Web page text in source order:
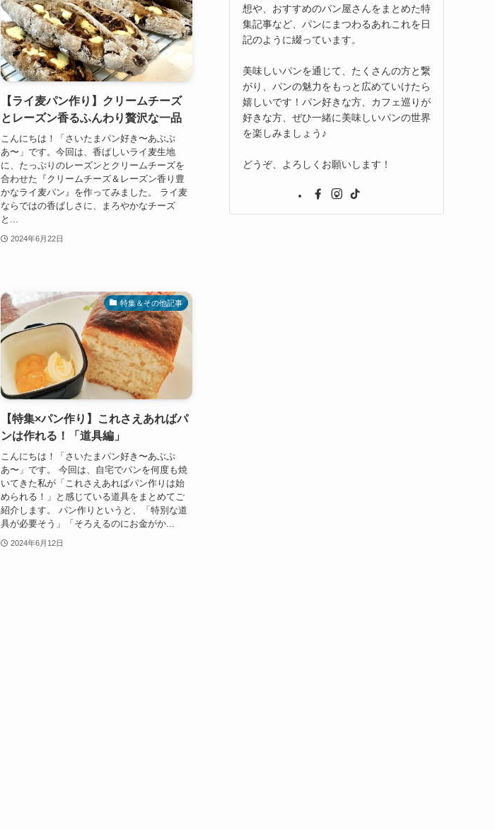
【ライ麦パン作り】クリームチーズ
とレーズン香るふんわり贅沢な一品
こんにちは！「さいたまパン好き〜あぶぷ
あ〜」です。今回は、香ばしいライ麦生地
に、たっぷりのレーズンとクリームチーズを
合わせた『クリームチーズ＆レーズン香り豊
かなライ麦パン』を作ってみました。 ライ麦
ならではの香ばしさに、まろやかなチーズ
と...
2024年6月22日
特集＆その他記事
【特集×パン作り】これさえあればパ
ンは作れる！「道具編」
こんにちは！「さいたまパン好き〜あぶぷ
あ〜」です。 今回は、自宅でパンを何度も焼
いてきた私が「これさえあればパン作りは始
められる！」と感じている道具をまとめてご
紹介します。 パン作りというと、「特別な道
具が必要そう」「そろえるのにお金がか...
2024年6月12日
想や、おすすめのパン屋さんをまとめた特
集記事など、パンにまつわるあれこれを日
記のように綴っています。
美味しいパンを通じて、たくさんの方と繋
がり、パンの魅力をもっと広めていけたら
嬉しいです！パン好きな方、カフェ巡りが
好きな方、ぜひ一緒に美味しいパンの世界
を楽しみましょう♪
どうぞ、よろしくお願いします！